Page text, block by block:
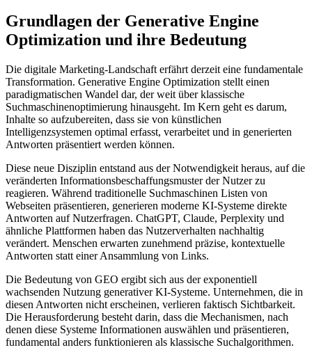
Grundlagen der Generative Engine
Optimization und ihre Bedeutung
Die digitale Marketing-Landschaft erfährt derzeit eine fundamentale
Transformation. Generative Engine Optimization stellt einen
paradigmatischen Wandel dar, der weit über klassische
Suchmaschinenoptimierung hinausgeht. Im Kern geht es darum,
Inhalte so aufzubereiten, dass sie von künstlichen
Intelligenzsystemen optimal erfasst, verarbeitet und in generierten
Antworten präsentiert werden können.
Diese neue Disziplin entstand aus der Notwendigkeit heraus, auf die
veränderten Informationsbeschaffungsmuster der Nutzer zu
reagieren. Während traditionelle Suchmaschinen Listen von
Webseiten präsentieren, generieren moderne KI-Systeme direkte
Antworten auf Nutzerfragen. ChatGPT, Claude, Perplexity und
ähnliche Plattformen haben das Nutzerverhalten nachhaltig
verändert. Menschen erwarten zunehmend präzise, kontextuelle
Antworten statt einer Ansammlung von Links.
Die Bedeutung von GEO ergibt sich aus der exponentiell
wachsenden Nutzung generativer KI-Systeme. Unternehmen, die in
diesen Antworten nicht erscheinen, verlieren faktisch Sichtbarkeit.
Die Herausforderung besteht darin, dass die Mechanismen, nach
denen diese Systeme Informationen auswählen und präsentieren,
fundamental anders funktionieren als klassische Suchalgorithmen.